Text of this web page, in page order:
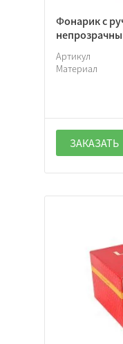
Фонарик с
Артикул
Материал
ЗАКАЗАТЬ